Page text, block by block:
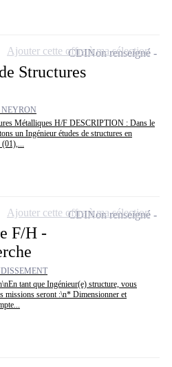
Structures
NEYRON
Métalliques H/F DESCRIPTION : Dans le
un Ingénieur études de structures en
CDINon renseigné
Ajouter cette offre à ma sélection
F/H -
tant que Ingénieur(e) structure, vous
missions seront :\n* Dimensionner et
CDINon renseigné
Ajouter cette offre à ma sélection